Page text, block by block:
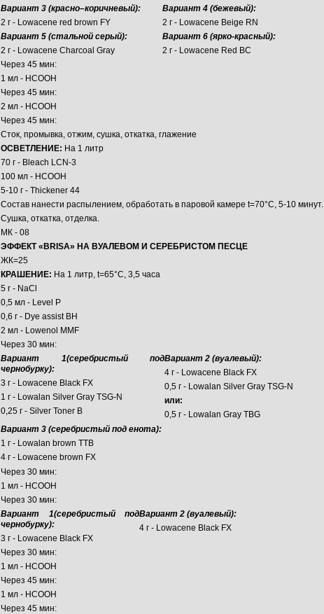
Вариант 3 (красно–коричневый):
2 г - Lowacene red brown FY
Вариант 4 (бежевый):
2 г - Lowacene Beige RN
Вариант 5 (стальной серый):
2 г - Lowacene Charcoal Gray
Вариант 6 (ярко-красный):
2 г - Lowacene Red BC
Через 45 мин:
1 мл - НСООН
Через 45 мин:
2 мл - НСООН
Через 45 мин:
Сток, промывка, отжим, сушка, откатка, глажение
ОСВЕТЛЕНИЕ: На 1 литр
70 г - Bleach LCN-3
100 мл - НСООН
5-10 г - Thickener 44
Состав нанести распылением, обработать в паровой камере t=70°С, 5-10 минут.
Сушка, откатка, отделка.
МК - 08
ЭФФЕКТ «BRISA» НА ВУАЛЕВОМ И СЕРЕБРИСТОМ ПЕСЦЕ
ЖК=25
КРАШЕНИЕ: На 1 литр, t=65°С, 3,5 часа
5 г - NaCl
0,5 мл - Level P
0,6 г - Dye assist BH
2 мл - Lowenol MMF
Через 30 мин:
Вариант 1(серебристый под
чернобурку):
3 г - Lowacene Black FX
1 г - Lowalan Silver Gray TSG-N
0,25 г - Silver Toner B
Вариант 2 (вуалевый):
4 г - Lowacene Black FX
0,5 г - Lowalan Silver Gray TSG-N
или:
0,5 г - Lowalan Gray TBG
Вариант 3 (серебристый под енота):
1 г - Lowalan brown TTB
4 г - Lowacene brown FX
Через 30 мин:
1 мл - НСООН
Через 30 мин:
Вариант 1(серебристый под
чернобурку):
3 г - Lowacene Black FX
Вариант 2 (вуалевый):
4 г - Lowacene Black FX
Через 30 мин:
1 мл - HCOOH
Через 45 мин:
1 мл - HCOOH
Через 45 мин: